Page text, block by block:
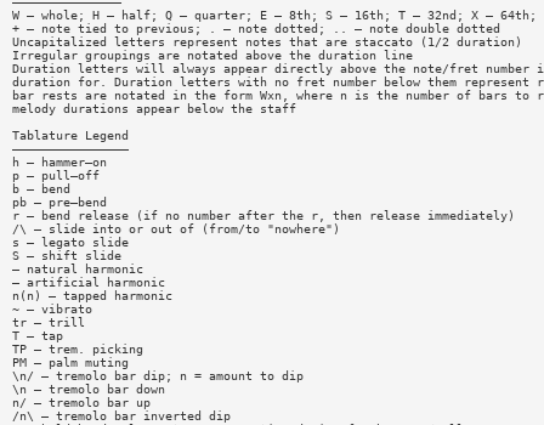
W — whole; H — half; Q — quarter; E — 8th; S — 16th; T — 32nd; X — 64th;
+ — note tied to previous; . — note dotted; .. — note double dotted
Uncapitalized letters represent notes that are staccato (1/2 duration)
Irregular groupings are notated above the duration line
Duration letters will always appear directly above the note/fret number
duration for. Duration letters with no fret number below them represent
bar rests are notated in the form Wxn, where n is the number of bars to
melody durations appear below the staff
Tablature Legend
————————————————
h — hammer—on
p — pull—off
b — bend
pb — pre—bend
r — bend release (if no number after the r, then release immediately)
/\ — slide into or out of (from/to "nowhere")
s — legato slide
S — shift slide
— natural harmonic
— artificial harmonic
n(n) — tapped harmonic
~ — vibrato
tr — trill
T — tap
TP — trem. picking
PM — palm muting
\n/ — tremolo bar dip; n = amount to dip
\n — tremolo bar down
n/ — tremolo bar up
/n\ — tremolo bar inverted dip